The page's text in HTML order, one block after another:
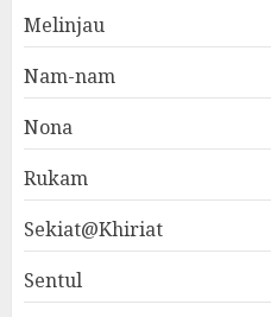
Melinjau
Nam-nam
Nona
Rukam
Sekiat@Khiriat
Sentul